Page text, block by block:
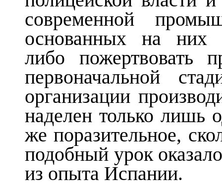
современной
основанных на них
либо пожертвовать
первоначальной
организации
наделен только лишь
же поразительное,
подобный урок
из опыта Испании.